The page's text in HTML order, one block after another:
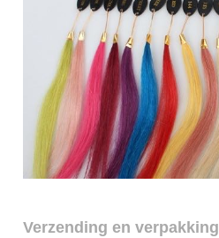
Verzending en verpakking